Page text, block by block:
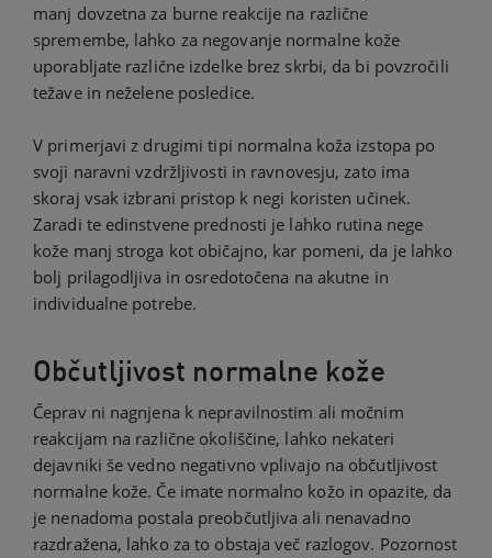
manj dovzetna za burne reakcije na različne
spremembe, lahko za negovanje normalne kože
uporabljate različne izdelke brez skrbi, da bi povzročili
težave in neželene posledice.
V primerjavi z drugimi tipi normalna koža izstopa po
svoji naravni vzdržljivosti in ravnovesju, zato ima
skoraj vsak izbrani pristop k negi koristen učinek.
Zaradi te edinstvene prednosti je lahko rutina nege
kože manj stroga kot običajno, kar pomeni, da je lahko
bolj prilagodljiva in osredotočena na akutne in
individualne potrebe.
Občutljivost normalne kože
Čeprav ni nagnjena k nepravilnostim ali močnim
reakcijam na različne okoliščine, lahko nekateri
dejavniki še vedno negativno vplivajo na občutljivost
normalne kože. Če imate normalno kožo in opazite, da
je nenadoma postala preobčutljiva ali nenavadno
razdražena, lahko za to obstaja več razlogov. Pozornost